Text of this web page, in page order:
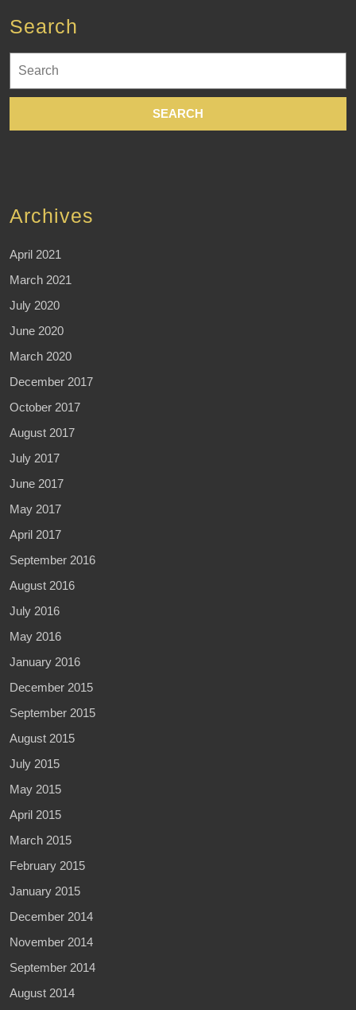
Search
for:
Archives
April 2021
March 2021
July 2020
June 2020
March 2020
December 2017
October 2017
August 2017
July 2017
June 2017
May 2017
April 2017
September 2016
August 2016
July 2016
May 2016
January 2016
December 2015
September 2015
August 2015
July 2015
May 2015
April 2015
March 2015
February 2015
January 2015
December 2014
November 2014
September 2014
August 2014